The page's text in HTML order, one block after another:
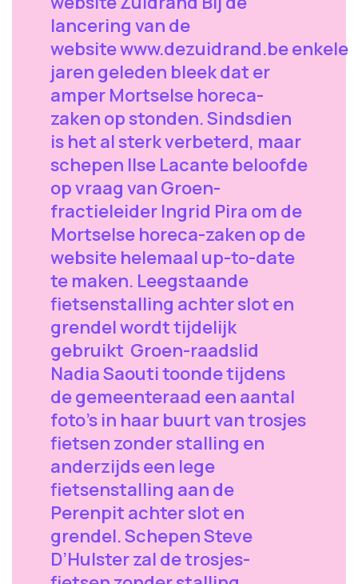
lancering van de
website www.dezuidrand.be enkele
jaren geleden bleek dat er
amper Mortselse horeca-
zaken op stonden. Sindsdien
is het al sterk verbeterd, maar
schepen Ilse Lacante beloofde
op vraag van Groen-
fractieleider Ingrid Pira om de
Mortselse horeca-zaken op de
website helemaal up-to-date
te maken. Leegstaande
fietsenstalling achter slot en
grendel wordt tijdelijk
gebruikt Groen-raadslid
Nadia Saouti toonde tijdens
de gemeenteraad een aantal
foto’s in haar buurt van trosjes
fietsen zonder stalling en
anderzijds een lege
fietsenstalling aan de
Perenpit achter slot en
grendel. Schepen Steve
D’Hulster zal de trosjes-